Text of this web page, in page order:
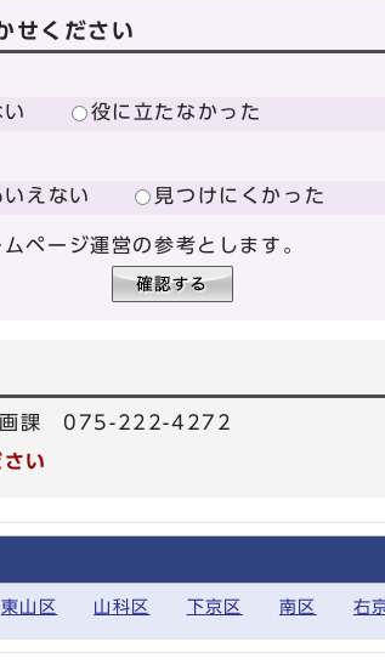
せください
役に立たなかった
えない 見つけにくかった
ページ運営の参考とします。
画課 075-222-4272
い
東山区 山科区 下京区 南区 右